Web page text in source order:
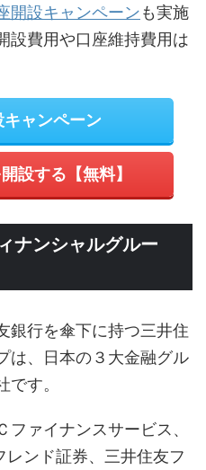
開設キャンペーンも実施
設費用や口座維持費用は
ャンペーン
設する【無料】
ナンシャルグルー
銀行を傘下に持つ三井住
は、日本の３大金融グル
す。
ァイナンスサービス、
ンド証券、三井住友フ